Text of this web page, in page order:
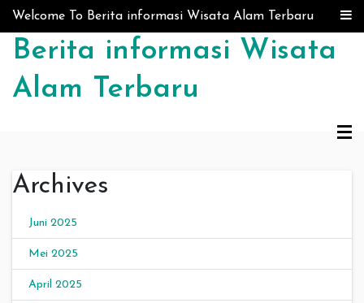
Skip to content
Welcome To Berita informasi Wisata Alam Terbaru
Berita informasi Wisata
Alam Terbaru
Archives
Juni 2025
Mei 2025
April 2025